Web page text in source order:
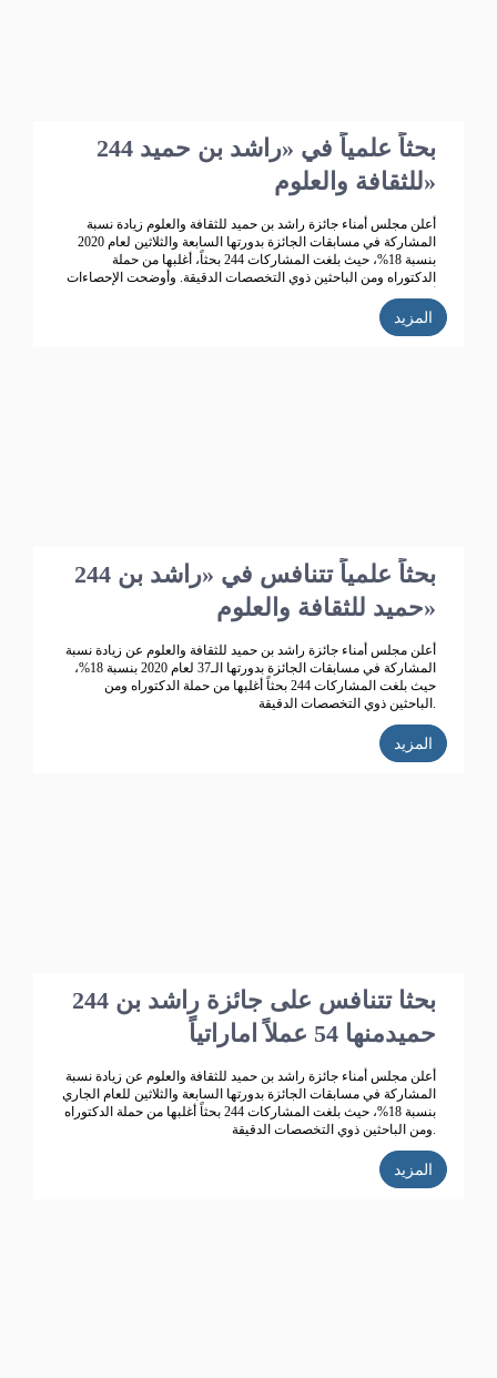
244 بحثاً علمياً في «راشد بن حميد
للثقافة والعلوم»
أعلن مجلس أمناء جائزة راشد بن حميد للثقافة والعلوم زيادة نسبة
المشاركة في مسابقات الجائزة بدورتها السابعة والثلاثين لعام 2020
بنسبة 18%، حيث بلغت المشاركات 244 بحثاً، أغلبها من حملة
الدكتوراه ومن الباحثين ذوي التخصصات الدقيقة. وأوضحت الإحصاءات
المملكة العربية السعودية ثم الإمارات، ثم سلطنة عمان ثم البحرين
والكويت.
المزيد
244 بحثاً علمياً تتنافس في «راشد بن
حميد للثقافة والعلوم»
أعلن مجلس أمناء جائزة راشد بن حميد للثقافة والعلوم عن زيادة نسبة
المشاركة في مسابقات الجائزة بدورتها الـ37 لعام 2020 بنسبة 18%،
حيث بلغت المشاركات 244 بحثاً أغلبها من حملة الدكتوراه ومن
الباحثين ذوي التخصصات الدقيقة.
المزيد
244 بحثا تتنافس على جائزة راشد بن
حميدمنها 54 عملاً اماراتياً
أعلن مجلس أمناء جائزة راشد بن حميد للثقافة والعلوم عن زيادة نسبة
المشاركة في مسابقات الجائزة بدورتها السابعة والثلاثين للعام الجاري
بنسبة 18%، حيث بلغت المشاركات 244 بحثاً أغلبها من حملة الدكتوراه
ومن الباحثين ذوي التخصصات الدقيقة.
المزيد